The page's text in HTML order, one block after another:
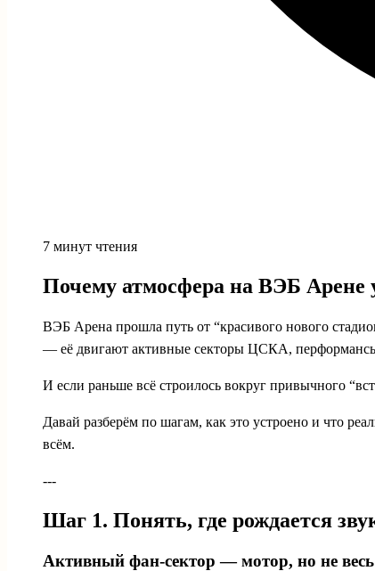
7 минут чтения
Почему атмосфера на ВЭБ Арене
ВЭБ Арена прошла путь от “красивого нового
— её двигают активные секторы ЦСКА, перформансы
И если раньше всё строилось вокруг привычного
Давай разберём по шагам, как это устроено и что
всём.
---
Шаг 1. Понять, где рождается
Активный фан-сектор — мотор, но не весь